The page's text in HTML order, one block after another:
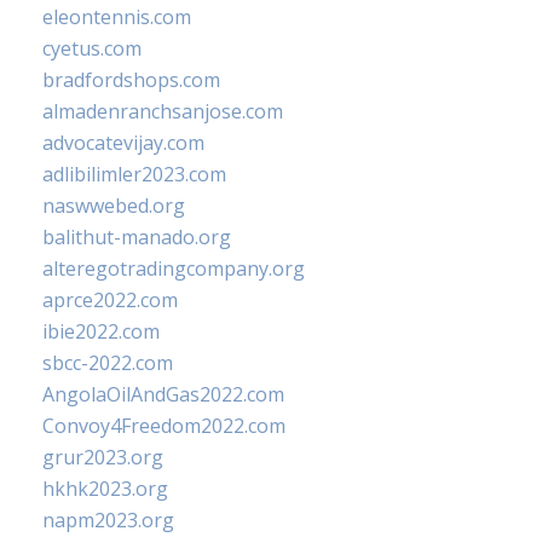
eleontennis.com
cyetus.com
bradfordshops.com
almadenranchsanjose.com
advocatevijay.com
adlibilimler2023.com
naswwebed.org
balithut-manado.org
alteregotradingcompany.org
aprce2022.com
ibie2022.com
sbcc-2022.com
AngolaOilAndGas2022.com
Convoy4Freedom2022.com
grur2023.org
hkhk2023.org
napm2023.org